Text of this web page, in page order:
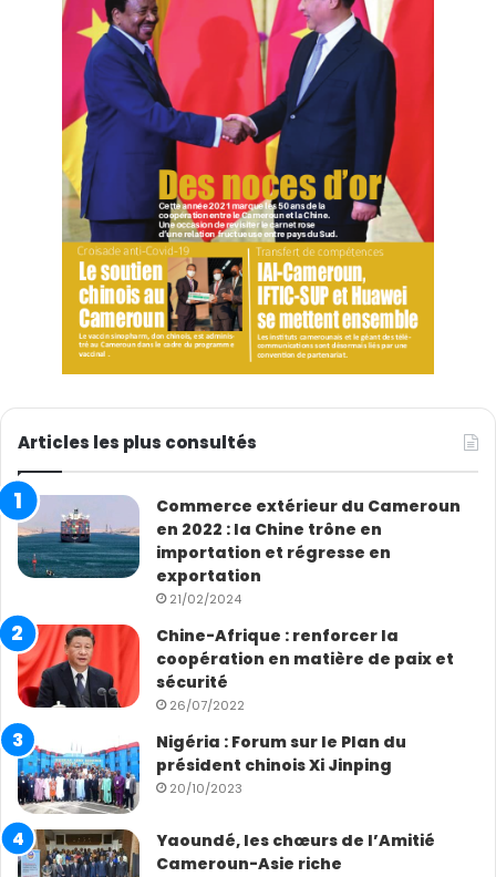
Articles les plus consultés
Commerce extérieur du Cameroun
en 2022 : la Chine trône en
importation et régresse en
exportation
21/02/2024
Chine-Afrique : renforcer la
coopération en matière de paix et
sécurité
26/07/2022
Nigéria : Forum sur le Plan du
président chinois Xi Jinping
20/10/2023
Yaoundé, les chœurs de l’Amitié
Cameroun-Asie riche